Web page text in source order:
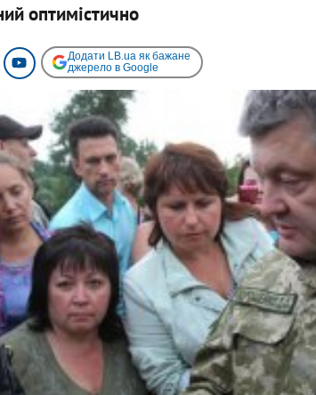
оптимістично
Додати LB.ua як бажане
джерело в Google